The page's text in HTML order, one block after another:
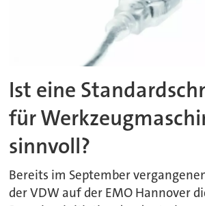
Ist eine
für
sinnvoll?
Bereits im September
der VDW auf der EMO Hannover